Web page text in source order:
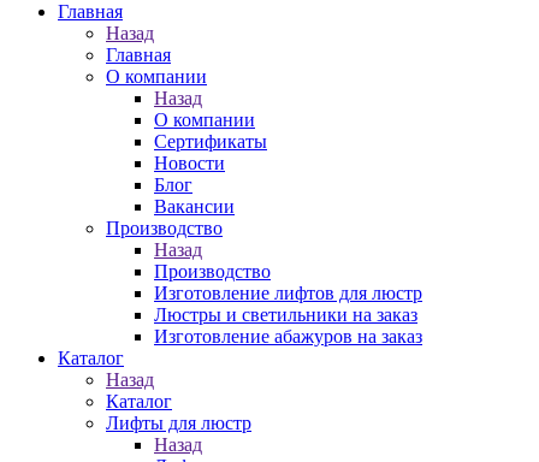
Главная
Назад
Главная
О компании
Назад
О компании
Сертификаты
Новости
Блог
Вакансии
Производство
Назад
Производство
Изготовление лифтов для люстр
Люстры и светильники на заказ
Изготовление абажуров на заказ
Каталог
Назад
Каталог
Лифты для люстр
Назад